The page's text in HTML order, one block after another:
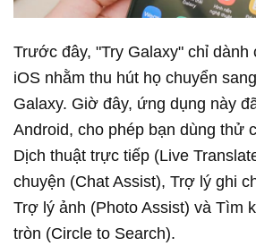
Trước đây, "Try Galaxy" chỉ
iOS nhằm thu hút họ chuyển
Galaxy. Giờ đây, ứng dụng này
Android, cho phép bạn dùng thử
Dịch thuật trực tiếp (Live
chuyện (Chat Assist), Trợ lý ghi
Trợ lý ảnh (Photo Assist) và Tìm
tròn (Circle to Search).